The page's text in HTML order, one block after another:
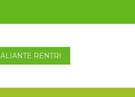
ALIANTE RENTRI